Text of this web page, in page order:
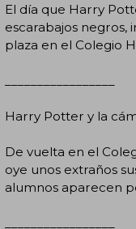
El día que Harry
escarabajos negros,
plaza en el Colegio
Harry Potter y la
De vuelta en el
oye unos extraños
alumnos aparecen